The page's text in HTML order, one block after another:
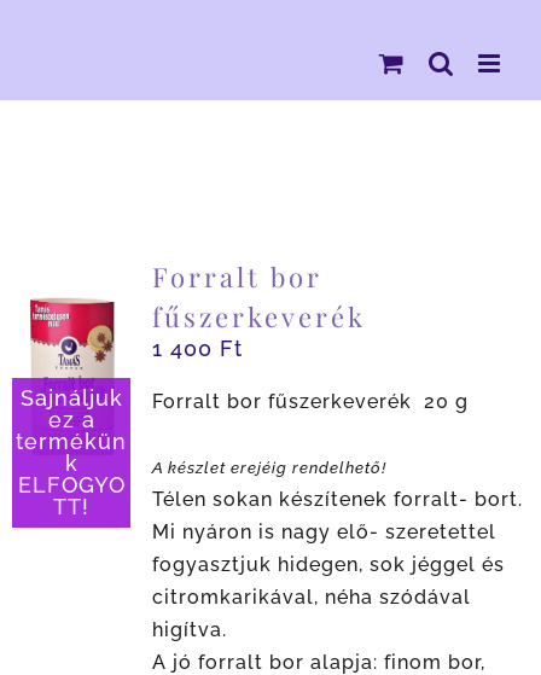
Sajnáljuk
ez a
termékün
k
ELFOGYO
TT!
Forralt bor
fűszerkeverék
1 400 Ft
Forralt bor fűszerkeverék 20 g
A készlet erejéig rendelhető!
Télen sokan készítenek forralt- bort.
Mi nyáron is nagy elő- szeretettel
fogyasztjuk hidegen, sok jéggel és
citromkarikával, néha szódával
higítva.
A jó forralt bor alapja: finom bor,